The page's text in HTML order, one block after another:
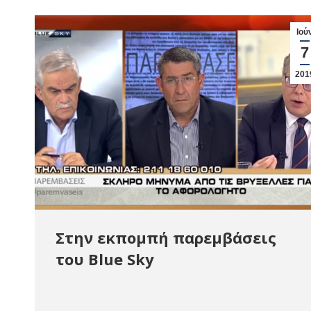
7
Στην εκπομπή παρεμβάσεις
του Blue Sky